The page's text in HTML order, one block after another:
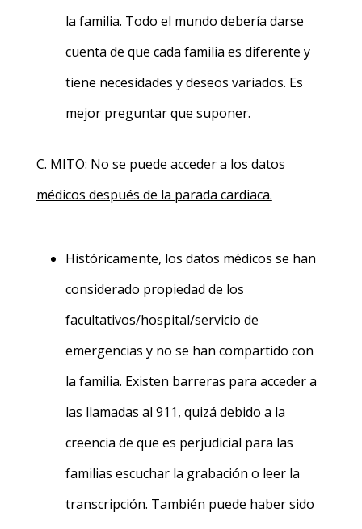
la familia. Todo el mundo debería darse
cuenta de que cada familia es diferente y
tiene necesidades y deseos variados. Es
mejor preguntar que suponer.
C. MITO: No se puede acceder a los datos
médicos después de la parada cardiaca.
Históricamente, los datos médicos se han
considerado propiedad de los
facultativos/hospital/servicio de
emergencias y no se han compartido con
la familia. Existen barreras para acceder a
las llamadas al 911, quizá debido a la
creencia de que es perjudicial para las
familias escuchar la grabación o leer la
transcripción. También puede haber sido